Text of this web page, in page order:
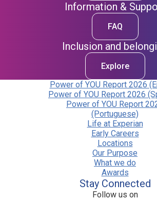
Information &
FAQ
Inclusion and
Explore
Power of YOU Report 2026
Power of YOU Report 2026
Power of YOU Report
(Portuguese)
Life at Experian
Early Careers
Locations
Our Purpose
What we do
Awards
Stay Connected
Follow us on